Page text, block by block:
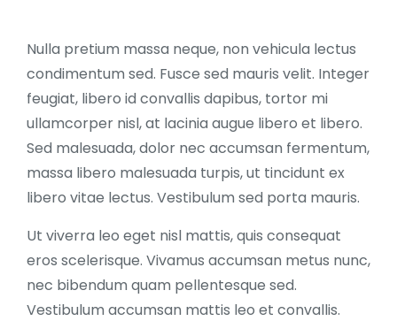
Nulla pretium massa neque, non vehicula lectus
condimentum sed. Fusce sed mauris velit. Integer
feugiat, libero id convallis dapibus, tortor mi
ullamcorper nisl, at lacinia augue libero et libero.
Sed malesuada, dolor nec accumsan fermentum,
massa libero malesuada turpis, ut tincidunt ex
libero vitae lectus. Vestibulum sed porta mauris.
Ut viverra leo eget nisl mattis, quis consequat
eros scelerisque. Vivamus accumsan metus nunc,
nec bibendum quam pellentesque sed.
Vestibulum accumsan mattis leo et convallis.